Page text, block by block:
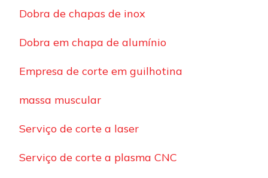
Dobra de chapas de inox
Dobra em chapa de alumínio
Empresa de corte em guilhotina
massa muscular
Serviço de corte a laser
Serviço de corte a plasma CNC